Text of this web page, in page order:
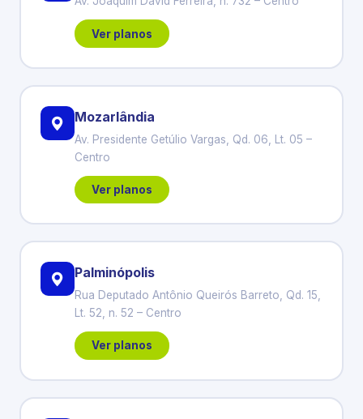
Ver planos
Mozarlândia
Av. Presidente Getúlio Vargas, Qd. 06, Lt. 05 –
Centro
Ver planos
Palminópolis
Rua Deputado Antônio Queirós Barreto, Qd. 15,
Lt. 52, n. 52 – Centro
Ver planos